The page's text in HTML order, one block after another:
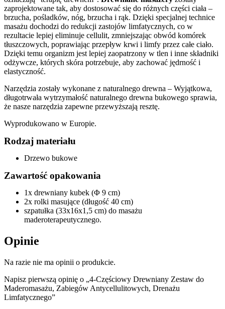
zaprojektowane tak, aby dostosować się do różnych części ciała –
brzucha, pośladków, nóg, brzucha i rąk. Dzięki specjalnej technice
masażu dochodzi do redukcji zastojów limfatycznych, co w
rezultacie lepiej eliminuje cellulit, zmniejszając obwód komórek
tłuszczowych, poprawiając przepływ krwi i limfy przez całe ciało.
Dzięki temu organizm jest lepiej zaopatrzony w tlen i inne składniki
odżywcze, których skóra potrzebuje, aby zachować jędrność i
elastyczność.
Narzędzia zostały wykonane z naturalnego drewna – Wyjątkowa,
długotrwała wytrzymałość naturalnego drewna bukowego sprawia,
że ​​nasze narzędzia zapewne przewyższają resztę.
Wyprodukowano w Europie.
Rodzaj materiału
Drzewo bukowe
Zawartość opakowania
1x drewniany kubek (Φ 9 cm)
2x rolki masujące (długość 40 cm)
szpatułka (33x16x1,5 cm) do masażu
maderoterapeutycznego.
Opinie
Na razie nie ma opinii o produkcie.
Napisz pierwszą opinię o „4-Częściowy Drewniany Zestaw do
Maderomasażu, Zabiegów Antycellulitowych, Drenażu
Limfatycznego”